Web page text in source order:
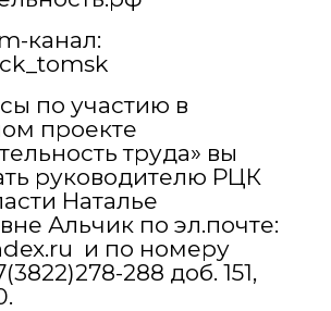
канал:
по участию в
проекте
труда» вы
руководителю РЦК
Наталье
Альчик по эл.почте:
и по номеру
288 доб. 151,